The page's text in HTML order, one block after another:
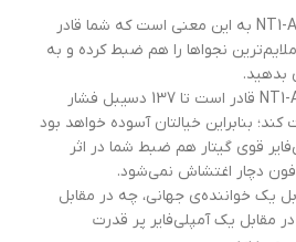
نویز داخلی فوق‌العاده کم NT1-A به این معنی است که شما قادر
نجواها را هم ضبط کرده و به
بدهید.
از سوی دیگر میکروفون NT1-A قادر است تا 137 دسیبل فشار
بنابراین خیالتان آسوده خواهد بود
قوی گیتار هم ضبط شما در اثر
دچار اغتشاش نمی‌شود.
یک خواننده‌ی جهانی، چه در مقابل
مقابل یک آمپلی‌فایر پر قدرت